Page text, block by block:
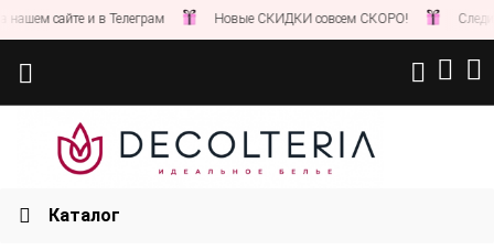
сайте и в Телеграм Новые СКИДКИ совсем СКОРО! Следите
Каталог